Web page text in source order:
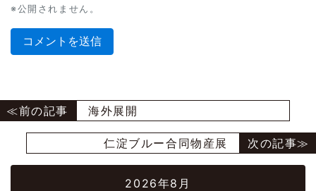
※公開されません。
海外展開
仁淀ブルー合同物産展
2026年8月